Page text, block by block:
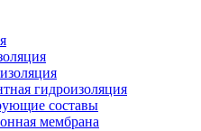
гидроизоляция
составы
мембрана